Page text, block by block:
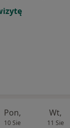
Pon,
10 Sie
Wt,
11 Sie